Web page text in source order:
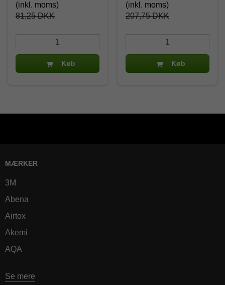
81,25 DKK
(inkl. moms)
Køb
207,75 DKK
(inkl. moms)
Køb
MÆRKER
3M
Abena
Airtox
Akemi
AQA
Se mere